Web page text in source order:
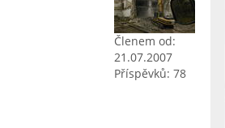
Členem od:
21.07.2007
Příspěvků: 78